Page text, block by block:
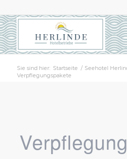
Sie sind hier: Startseite / Seehotel
Verpflegungspakete